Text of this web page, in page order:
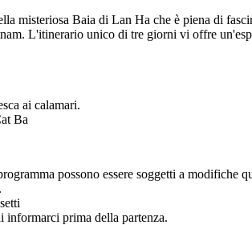
misteriosa Baia di Lan Ha che è piena di
L'itinerario unico di tre giorni vi offre
ai calamari.
Ba
possono essere soggetti a modifiche
informarci prima della partenza.